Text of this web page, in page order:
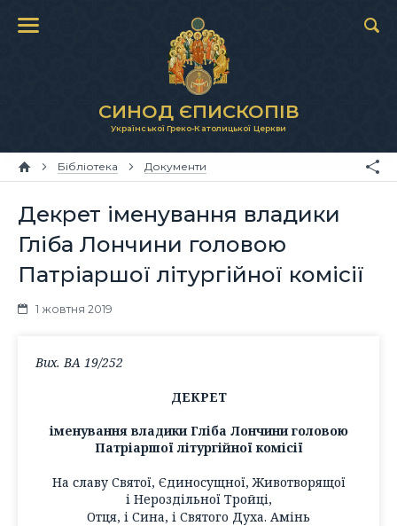
СИНОД ЄПИСКОПІВ
Української Греко-Католицької Церкви
Бібліотека Документи
Декрет іменування владики
Гліба Лончини головою
Патріаршої літургійної комісії
1 жовтня 2019
Вих. ВА 19/252
ДЕКРЕТ
іменування владики Гліба Лончини головою
Патріаршої літургійної комісії
На славу Святої, Єдиносущної, Животворящої
і Нероздільної Тройці,
Отця, і Сина, і Святого Духа. Амінь